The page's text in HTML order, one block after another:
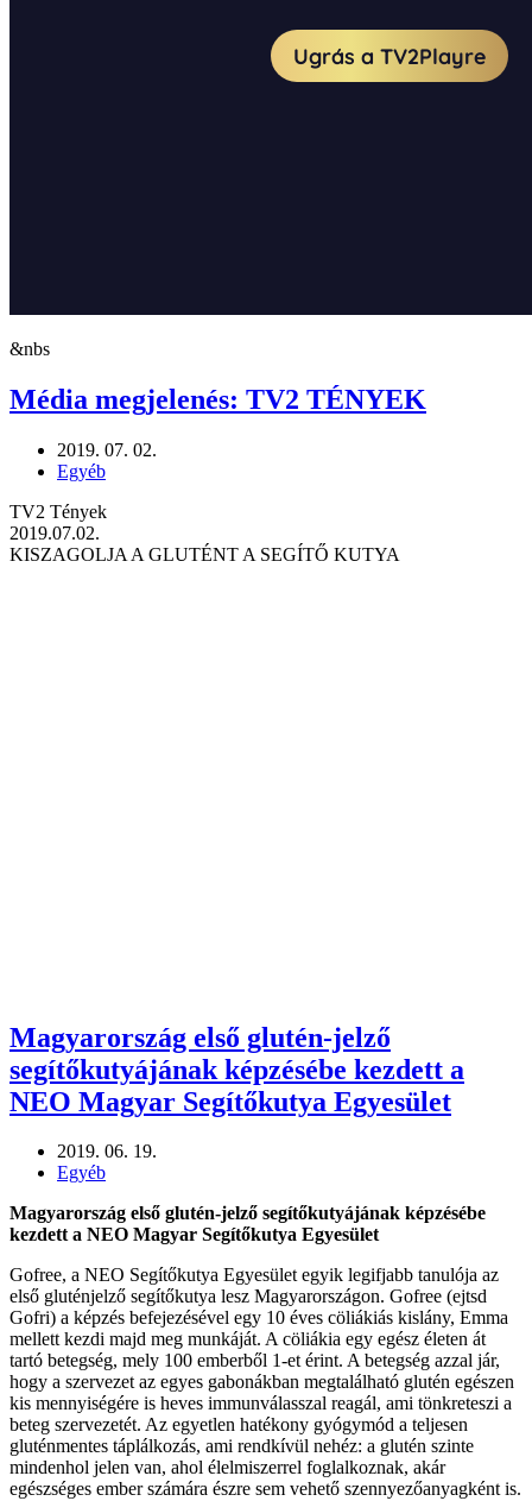
&nbs
Média megjelenés: TV2 TÉNYEK
2019. 07. 02.
Egyéb
TV2 Tények
2019.07.02.
KISZAGOLJA A GLUTÉNT A SEGÍTŐ KUTYA
Magyarország első glutén-jelző
segítőkutyájának képzésébe kezdett a
NEO Magyar Segítőkutya Egyesület
2019. 06. 19.
Egyéb
Magyarország első glutén-jelző segítőkutyájának képzésébe
kezdett a NEO Magyar Segítőkutya Egyesület
Gofree, a NEO Segítőkutya Egyesület egyik legifjabb tanulója az
első gluténjelző segítőkutya lesz Magyarországon. Gofree (ejtsd
Gofri) a képzés befejezésével egy 10 éves cöliákiás kislány, Emma
mellett kezdi majd meg munkáját. A cöliákia egy egész életen át
tartó betegség, mely 100 emberből 1-et érint. A betegség azzal jár,
hogy a szervezet az egyes gabonákban megtalálható glutén egészen
kis mennyiségére is heves immunválasszal reagál, ami tönkreteszi a
beteg szervezetét. Az egyetlen hatékony gyógymód a teljesen
gluténmentes táplálkozás, ami rendkívül nehéz: a glutén szinte
mindenhol jelen van, ahol élelmiszerrel foglalkoznak, akár
egészséges ember számára észre sem vehető szennyezőanyagként is.